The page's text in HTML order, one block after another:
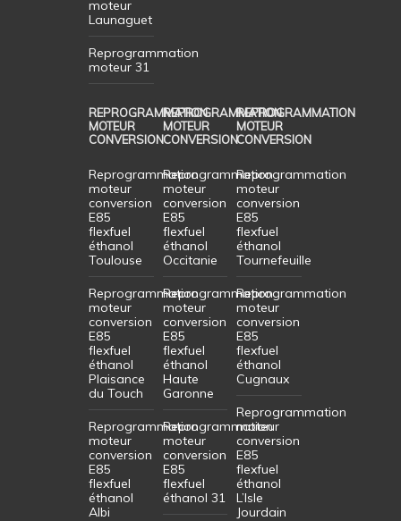
moteur
Launaguet
Reprogrammation
moteur 31
REPROGRAMMATION
MOTEUR
CONVERSION
Reprogrammation
moteur
conversion
E85
flexfuel
éthanol
Toulouse
Reprogrammation
moteur
conversion
E85
flexfuel
éthanol
Plaisance
du Touch
Reprogrammation
moteur
conversion
E85
flexfuel
éthanol
Albi
REPROGRAMMATION
MOTEUR
CONVERSION
Reprogrammation
moteur
conversion
E85
flexfuel
éthanol
Occitanie
Reprogrammation
moteur
conversion
E85
flexfuel
éthanol
Haute
Garonne
Reprogrammation
moteur
conversion
E85
flexfuel
éthanol 31
REPROGRAMMATION
MOTEUR
CONVERSION
Reprogrammation
moteur
conversion
E85
flexfuel
éthanol
Tournefeuille
Reprogrammation
moteur
conversion
E85
flexfuel
éthanol
Cugnaux
Reprogrammation
moteur
conversion
E85
flexfuel
éthanol
L’Isle
Jourdain